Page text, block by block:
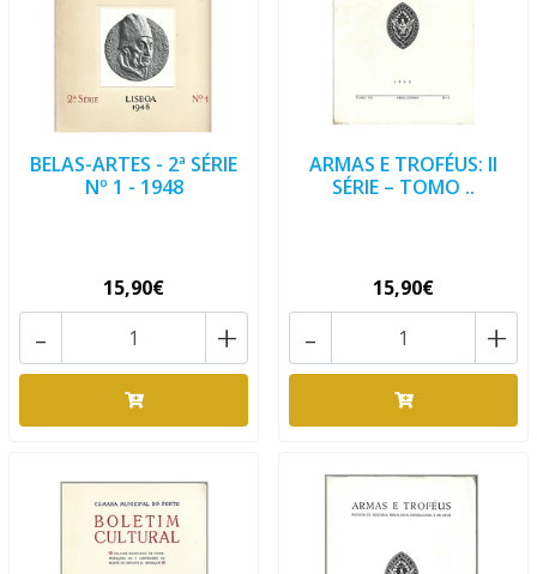
BELAS-ARTES - 2ª SÉRIE
Nº 1 - 1948
15,90€
+
-
ARMAS E TROFÉUS: II
SÉRIE – TOMO ..
15,90€
+
-